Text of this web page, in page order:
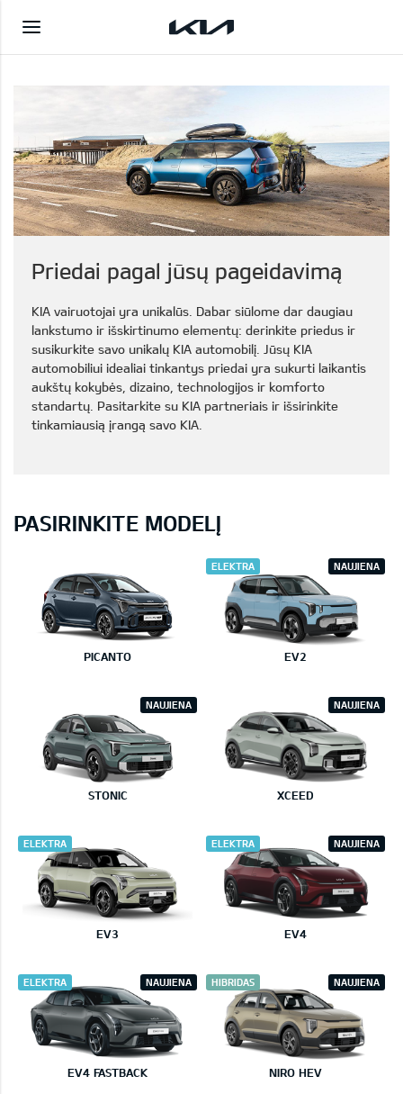
Priedai pagal jūsų pageidavimą
KIA vairuotojai yra unikalūs. Dabar siūlome dar daugiau
lankstumo ir išskirtinumo elementų: derinkite priedus ir
susikurkite savo unikalų KIA automobilį. Jūsų KIA
automobiliui idealiai tinkantys priedai yra sukurti laikantis
aukštų kokybės, dizaino, technologijos ir komforto
standartų. Pasitarkite su KIA partneriais ir išsirinkite
tinkamiausią įrangą savo KIA.
PASIRINKITE MODELĮ
PICANTO EV2
ELEKTRA NAUJIENA
STONIC
NAUJIENA
XCEED
NAUJIENA
EV3
ELEKTRA
EV4
NAUJIENA
ELEKTRA
EV4 FASTBACK
NAUJIENA
ELEKTRA
NIRO HEV
NAUJIENA
HIBRIDAS